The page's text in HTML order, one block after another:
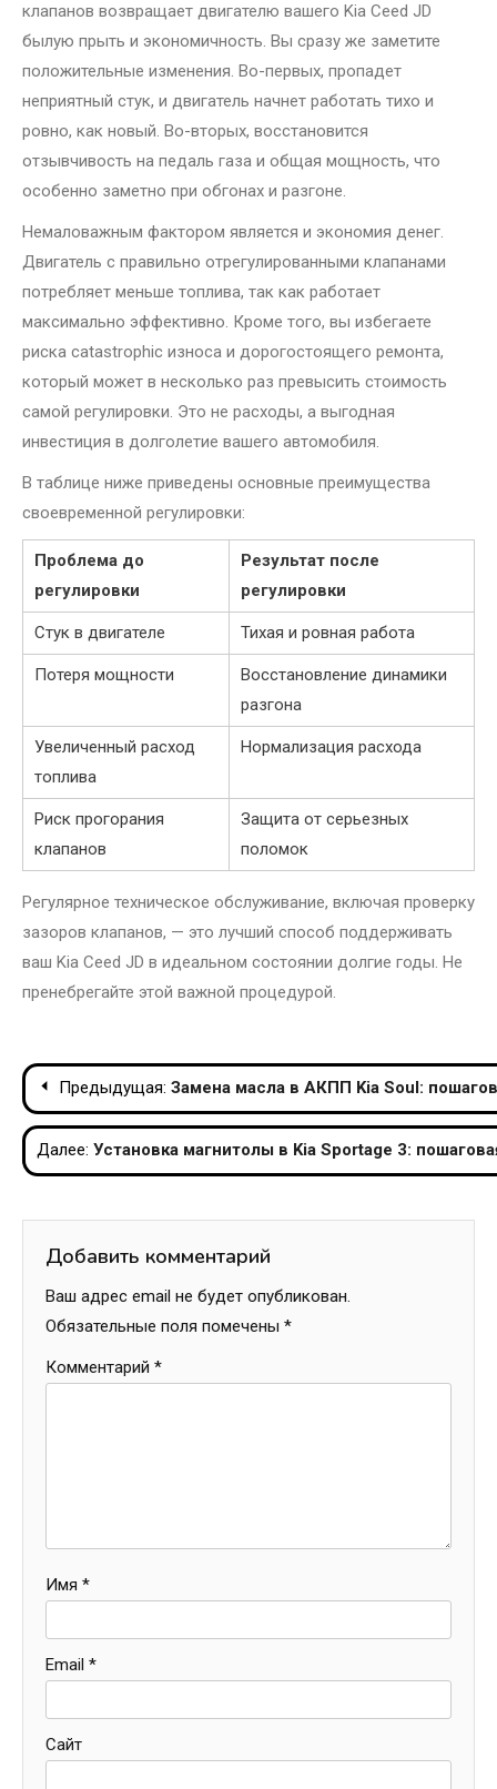
клапанов возвращает двигателю вашего Kia Ceed JD
былую прыть и экономичность. Вы сразу же заметите
положительные изменения. Во-первых, пропадет
неприятный стук, и двигатель начнет работать тихо и
ровно, как новый. Во-вторых, восстановится
отзывчивость на педаль газа и общая мощность, что
особенно заметно при обгонах и разгоне.
Немаловажным фактором является и экономия денег.
Двигатель с правильно отрегулированными клапанами
потребляет меньше топлива, так как работает
максимально эффективно. Кроме того, вы избегаете
риска catastrophic износа и дорогостоящего ремонта,
который может в несколько раз превысить стоимость
самой регулировки. Это не расходы, а выгодная
инвестиция в долголетие вашего автомобиля.
В таблице ниже приведены основные преимущества
своевременной регулировки:
Проблема до
регулировки
Результат после
регулировки
Стук в двигателе Тихая и ровная работа
Потеря мощности
Восстановление динамики
разгона
Увеличенный расход
топлива
Нормализация расхода
Риск прогорания
клапанов
Защита от серьезных
поломок
Регулярное техническое обслуживание, включая проверку
зазоров клапанов, — это лучший способ поддерживать
ваш Kia Ceed JD в идеальном состоянии долгие годы. Не
пренебрегайте этой важной процедурой.
Навигация
по
записям
Предыдущая: Замена масла в АКПП Kia Soul:
Далее: Установка магнитолы в Kia Sportage 3:
Добавить комментарий
Ваш адрес email не будет опубликован.
Обязательные поля помечены *
Комментарий *
Имя *
Email *
Сайт